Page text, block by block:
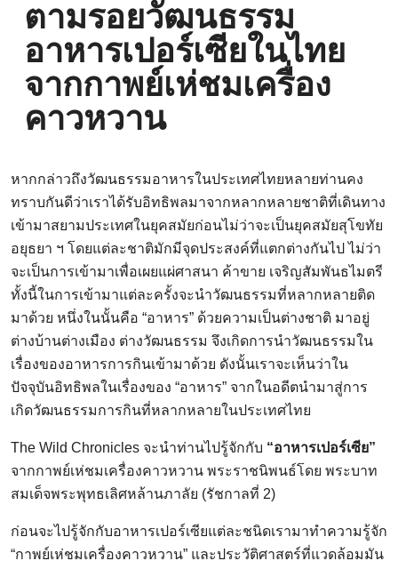
ตามรอยวัฒนธรรม
อาหารเปอร์เซียในไทย
จากกาพย์เห่ชมเครื่อง
คาวหวาน
หากกล่าวถึงวัฒนธรรมอาหารในประเทศไทยหลายท่านคง
ทราบกันดีว่าเราได้รับอิทธิพลมาจากหลากหลายชาติที่เดินทาง
เข้ามาสยามประเทศในยุคสมัยก่อนไม่ว่าจะเป็นยุคสมัยสุโขทัย
อยุธยา ฯ โดยแต่ละชาติมักมีจุดประสงค์ที่แตกต่างกันไป ไม่ว่า
จะเป็นการเข้ามาเพื่อเผยแผ่ศาสนา ค้าขาย เจริญสัมพันธไมตรี
ทั้งนี้ในการเข้ามาแต่ละครั้งจะนำวัฒนธรรมที่หลากหลายติด
มาด้วย หนึ่งในนั้นคือ “อาหาร” ด้วยความเป็นต่างชาติ มาอยู่
ต่างบ้านต่างเมือง ต่างวัฒนธรรม จึงเกิดการนำวัฒนธรรมใน
เรื่องของอาหารการกินเข้ามาด้วย ดังนั้นเราจะเห็นว่าใน
ปัจจุบันอิทธิพลในเรื่องของ “อาหาร” จากในอดีตนำมาสู่การ
เกิดวัฒนธรรมการกินที่หลากหลายในประเทศไทย
The Wild Chronicles จะนำท่านไปรู้จักกับ “อาหารเปอร์เซีย”
จากกาพย์เห่ชมเครื่องคาวหวาน พระราชนิพนธ์โดย พระบาท
สมเด็จพระพุทธเลิศหล้านภาลัย (รัชกาลที่ 2)
ก่อนจะไปรู้จักกับอาหารเปอร์เซียแต่ละชนิดเรามาทำความรู้จัก
“กาพย์เห่ชมเครื่องคาวหวาน” และประวัติศาสตร์ที่แวดล้อมมัน